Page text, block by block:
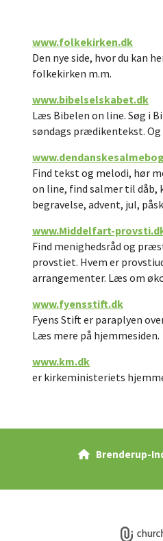
www.folkekirken.dk
Den nye side, hvor du kan
folkekirken m.m.
www.bibelselskabet.dk
Læs Bibelen on line. Søg i
søndags prædikentekst.
Find tekst og melodi, hør
on line, find salmer til
begravelse, advent, jul,
www.Middelfart-
Find menighedsråd og
provstiet. Hvem er
arrangementer. Læs om
www.fyensstift.dk
Fyens Stift er paraplyen
Læs mere på hjemmesiden.
www.km.dk
er kirkeministeriets
 Brenderup-